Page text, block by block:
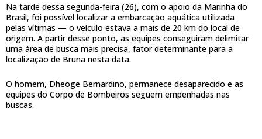
Na tarde dessa segunda-feira (26), com o apoio da Marinha do
Brasil, foi possível localizar a embarcação aquática utilizada
pelas vítimas — o veículo estava a mais de 20 km do local de
origem. A partir desse ponto, as equipes conseguiram delimitar
uma área de busca mais precisa, fator determinante para a
localização de Bruna nesta data.
O homem, Dheoge Bernardino, permanece desaparecido e as
equipes do Corpo de Bombeiros seguem empenhadas nas
buscas.